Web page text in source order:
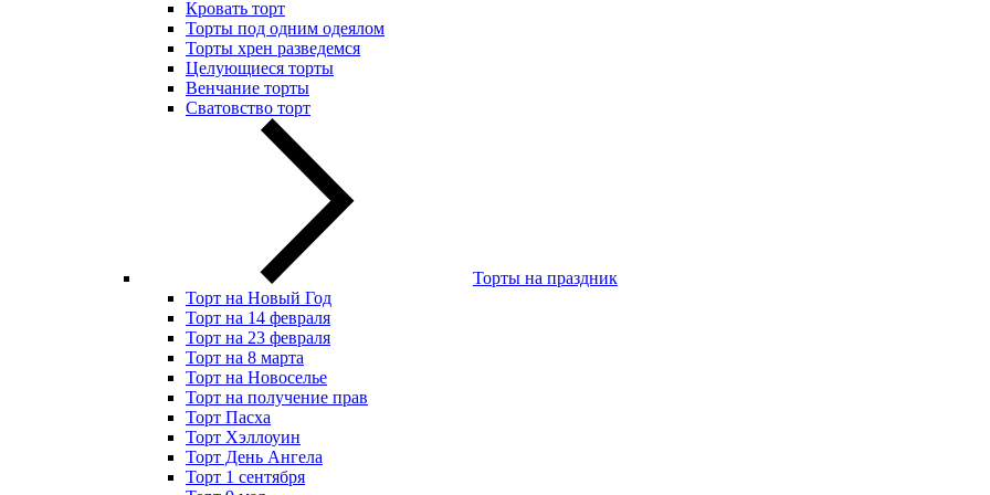
Кровать торт
Торты под одним одеялом
Торты хрен разведемся
Целующиеся торты
Венчание торты
Сватовство торт
Торты на праздник
Торт на Новый Год
Торт на 14 февраля
Торт на 23 февраля
Торт на 8 марта
Торт на Новоселье
Торт на получение прав
Торт Пасха
Торт Хэллоуин
Торт День Ангела
Торт 1 сентября